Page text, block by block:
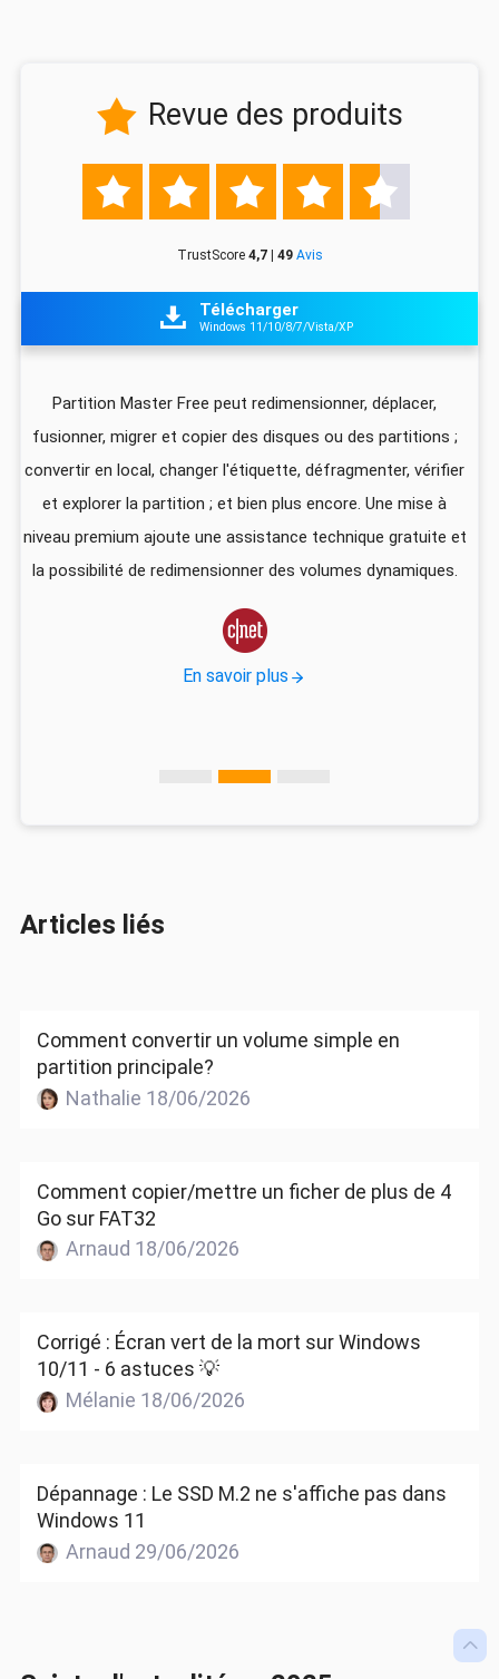

 Revue des produits
    
TrustScore 4,7 | 49 Avis
 Télécharger
Windows 11/10/8/7/Vista/XP
Partition Master Free peut redimensionner, déplacer,
fusionner, migrer et copier des disques ou des partitions ;
convertir en local, changer l'étiquette, défragmenter, vérifier
et explorer la partition ; et bien plus encore. Une mise à
niveau premium ajoute une assistance technique gratuite et
la possibilité de redimensionner des volumes dynamiques.

En savoir plus
Articles liés
Comment convertir un volume simple en
partition principale?
Nathalie 18/06/2026
Comment copier/mettre un ficher de plus de 4
Go sur FAT32
Arnaud 18/06/2026
Corrigé : Écran vert de la mort sur Windows
10/11 - 6 astuces 💡
Mélanie 18/06/2026
Dépannage : Le SSD M.2 ne s'affiche pas dans
Windows 11
Arnaud 29/06/2026